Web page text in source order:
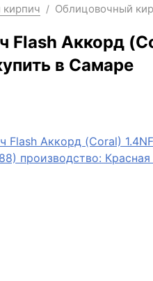
/ Облицовочный
Flash Аккорд
в Самаре